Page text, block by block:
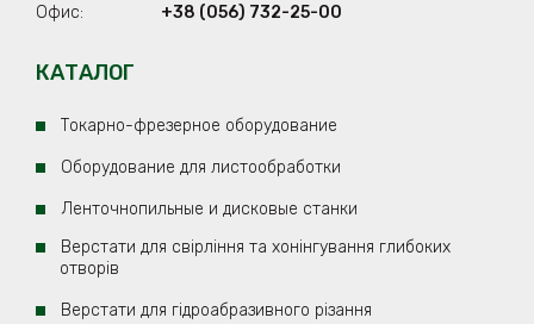
Офис: +38 (056) 732-25-00
КАТАЛОГ
Токарно-фрезерное оборудование
Оборудование для листообработки
Ленточнопильные и дисковые станки
Верстати для свірління та хонінгування глибоких
отворів
Верстати для гідроабразивного різання